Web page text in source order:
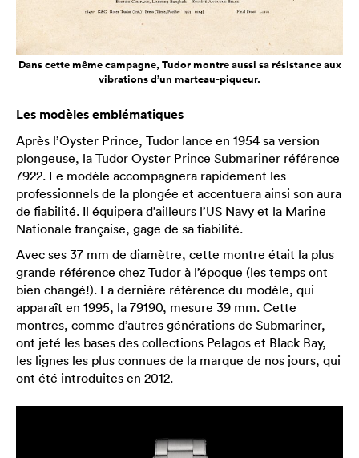
Dans cette même campagne, Tudor montre aussi sa résistance aux
vibrations d’un marteau-piqueur.
Les modèles emblématiques
Après l’Oyster Prince, Tudor lance en 1954 sa version
plongeuse, la Tudor Oyster Prince Submariner référence
7922. Le modèle accompagnera rapidement les
professionnels de la plongée et accentuera ainsi son aura
de fiabilité. Il équipera d’ailleurs l’US Navy et la Marine
Nationale française, gage de sa fiabilité.
Avec ses 37 mm de diamètre, cette montre était la plus
grande référence chez Tudor à l’époque (les temps ont
bien changé!). La dernière référence du modèle, qui
apparaît en 1995, la 79190, mesure 39 mm. Cette
montres, comme d’autres générations de Submariner,
ont jeté les bases des collections Pelagos et Black Bay,
les lignes les plus connues de la marque de nos jours, qui
ont été introduites en 2012.